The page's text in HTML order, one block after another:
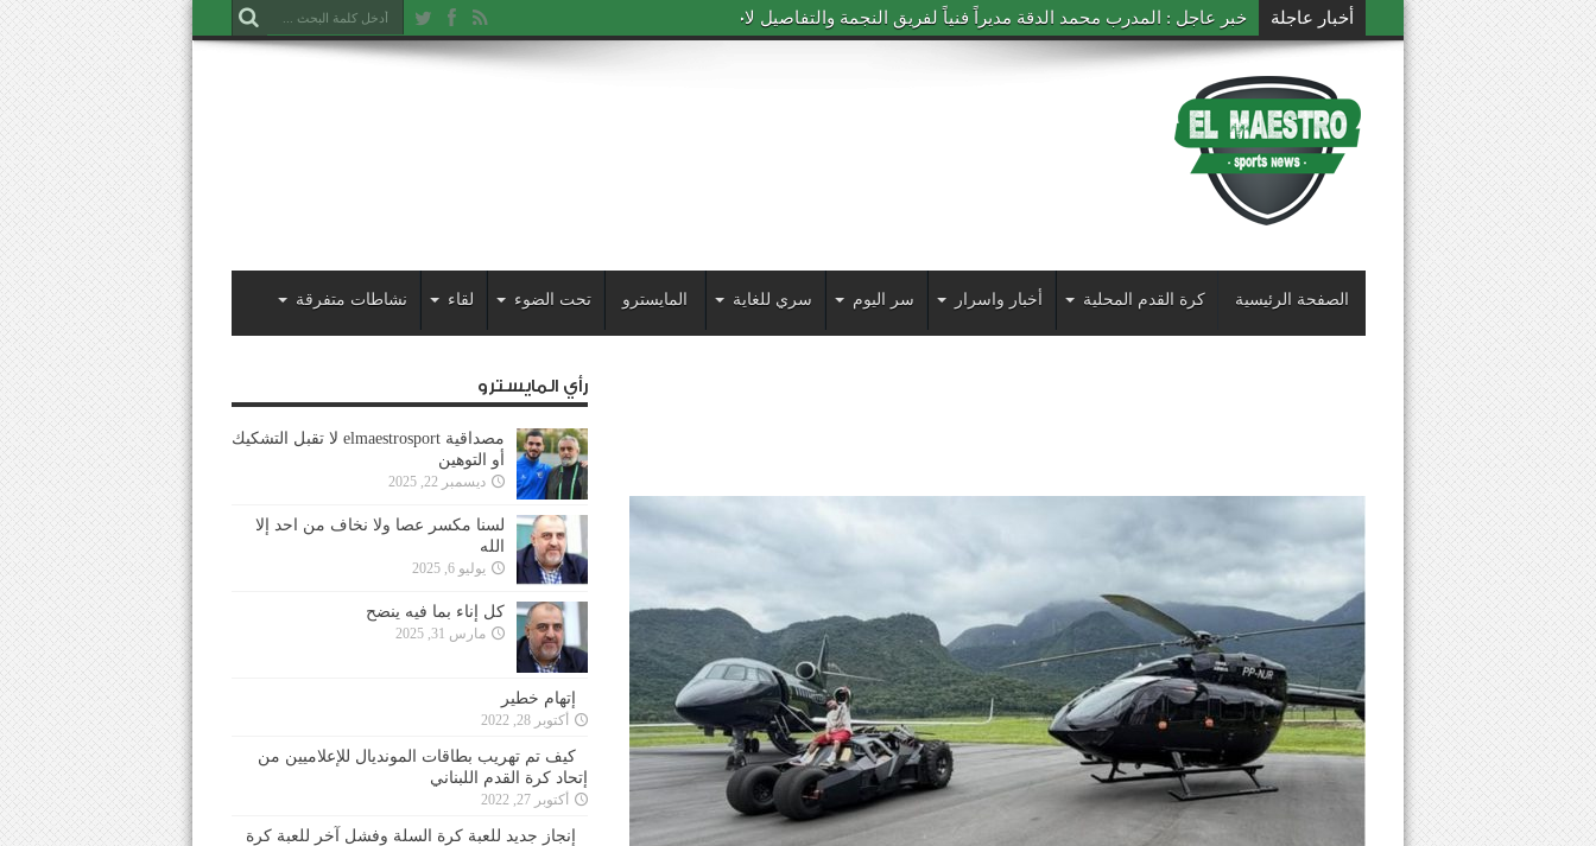
أخبار عاجلة خبر عاجل : المدرب محمد الدقة مديراً فنياً لفريق النجمة والتفاصيل لاحقاً
الصفحة الرئيسية كرة القدم المحلية أخبار واسرار سر اليوم سري للغاية المايسترو تحت الضوء لقاء نشاطات متفرقة
رأي المايسترو
مصداقية elmaestrosport لا تقبل التشكيك
أو التوهين
ديسمبر 22, 2025
لسنا مكسر عصا ولا نخاف من احد إلا
الله
يوليو 6, 2025
كل إناء بما فيه ينضح
مارس 31, 2025
إتهام خطير
أكتوبر 28, 2022
كيف تم تهريب بطاقات المونديال للإعلاميين من
إتحاد كرة القدم اللبناني
أكتوبر 27, 2022
إنجاز جديد للعبة كرة السلة وفشل آخر للعبة كرة